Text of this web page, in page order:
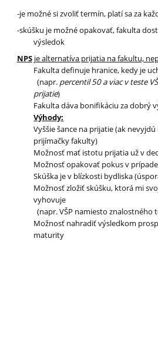
-je možné si zvoliť termín, platí sa za
-skúšku je možné opakovať, fakulta
výsledok
NPSje alternatíva prijatia na fakultu,
Fakulta definuje hranice, kedy je
(napr. percentil50 a viac v teste
prijatie)
Fakulta dáva bonifikáciu za dobrý
Výhody:
Vyššie šance na prijatie (ak nevyjdú
prijímačkyfakulty)
Možnosť mať istotu prijatia už v
Možnosť opakovať pokus v
Skúška je v blízkosti bydliska
Možnosť zložiť skúšku, ktorá mi
vyhovuje
(napr. VŠP namiesto znalostného
Možnosť nahradiť výsledkom
maturity